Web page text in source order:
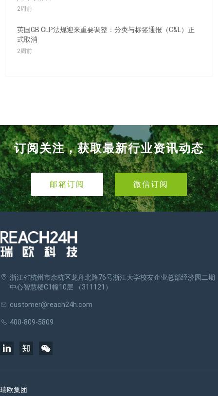
2周前
英国GB CLP法规迎来重要调整：分类与标签通报（C&L）正
式取消
2周前
订阅关注，获取最新行业资讯动态
邮箱订阅 微信订阅
浙江省杭州市余杭区龙舟北路76号浙江大学校友企业总部经济园二期
中心智慧楼C1幢10层 （311121）
customer@reach24h.com
400-809-5809
瑞欧集团